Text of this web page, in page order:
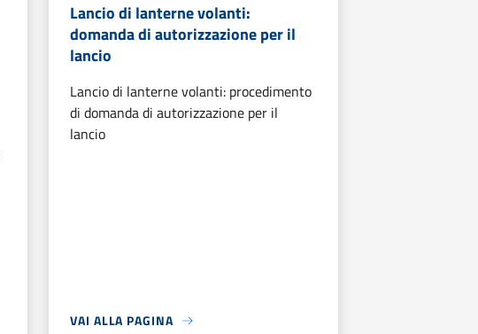
Lancio di lanterne volanti:
domanda di autorizzazione per il
lancio
Lancio di lanterne volanti: procedimento
di domanda di autorizzazione per il
lancio
VAI ALLA PAGINA